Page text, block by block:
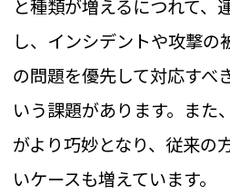
と種類が増えるにつれて、
し、インシデントや攻撃
の問題を優先して対応すべ
いう課題があります。また
がより巧妙となり、従来の
いケースも増えています。